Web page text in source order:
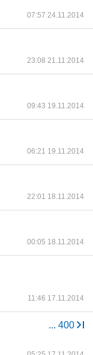
07:57 24.11.2014
23:08 21.11.2014
09:43 19.11.2014
06:21 19.11.2014
22:01 18.11.2014
00:05 18.11.2014
11:46 17.11.2014
... 400